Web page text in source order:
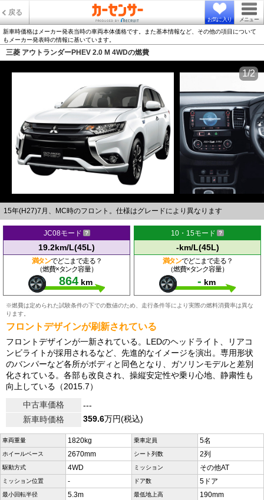
戻る
お気に入り メニュー
新車時価格はメーカー発表当時の車両本体価格です。また基本情報など、その他の項目について
もメーカー発表時の情報に基いています。
三菱 アウトランダーPHEV 2.0 M 4WDの燃費
15年(H27)7月、MC時のフロント。仕様はグレードにより異なります
1/2
JC08モード
19.2km/L(45L)
満タンでどこまで走る？
（燃費×タンク容量）
864 km
10・15モード
-km/L(45L)
満タンでどこまで走る？
（燃費×タンク容量）
- km
※燃費は定められた試験条件の下での数値のため、走行条件等により実際の燃料消費率は異な
ります。
フロントデザインが刷新されている
フロントデザインが一新されている。LEDのヘッドライト、リアコ
ンビライトが採用されるなど、先進的なイメージを演出。専用形状
のバンパーなど各所がボディと同色となり、ガソリンモデルと差別
化されている。各部も改良され、操縦安定性や乗り心地、静粛性も
向上している（2015.7）
中古車価格
---
新車時価格
359.6万円(税込)
車両重量 1820kg 乗車定員 5名
ホイールベース 2670mm シート列数 2列
駆動方式 4WD ミッション その他AT
ミッション位置 - ドア数 5ドア
最小回転半径 5.3m 最低地上高 190mm